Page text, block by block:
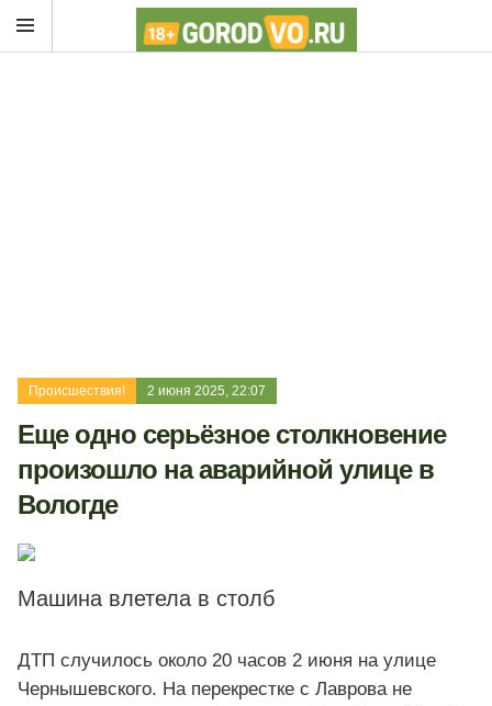
Происшествия! 2 июня 2025, 22:07
Еще одно серьёзное столкновение
произошло на аварийной улице в
Вологде
Машина влетела в столб
ДТП случилось около 20 часов 2 июня на улице
Чернышевского. На перекрестке с Лаврова не